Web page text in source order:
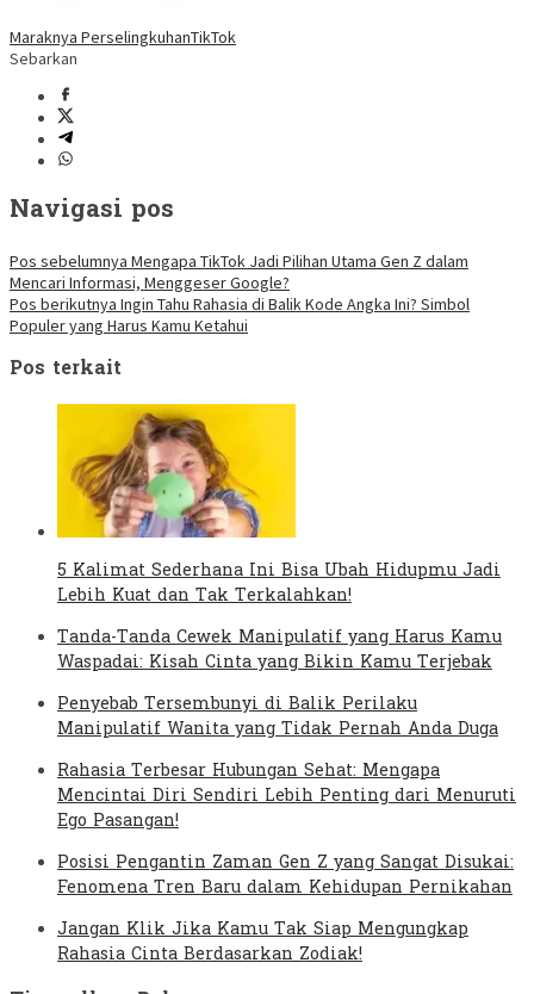
Maraknya PerselingkuhanTikTok
Sebarkan
Navigasi pos
Pos sebelumnya Mengapa TikTok Jadi Pilihan Utama Gen Z dalam
Mencari Informasi, Menggeser Google?
Pos berikutnya Ingin Tahu Rahasia di Balik Kode Angka Ini? Simbol
Populer yang Harus Kamu Ketahui
Pos terkait
5 Kalimat Sederhana Ini Bisa Ubah Hidupmu Jadi
Lebih Kuat dan Tak Terkalahkan!
Tanda-Tanda Cewek Manipulatif yang Harus Kamu
Waspadai: Kisah Cinta yang Bikin Kamu Terjebak
Penyebab Tersembunyi di Balik Perilaku
Manipulatif Wanita yang Tidak Pernah Anda Duga
Rahasia Terbesar Hubungan Sehat: Mengapa
Mencintai Diri Sendiri Lebih Penting dari Menuruti
Ego Pasangan!
Posisi Pengantin Zaman Gen Z yang Sangat Disukai:
Fenomena Tren Baru dalam Kehidupan Pernikahan
Jangan Klik Jika Kamu Tak Siap Mengungkap
Rahasia Cinta Berdasarkan Zodiak!